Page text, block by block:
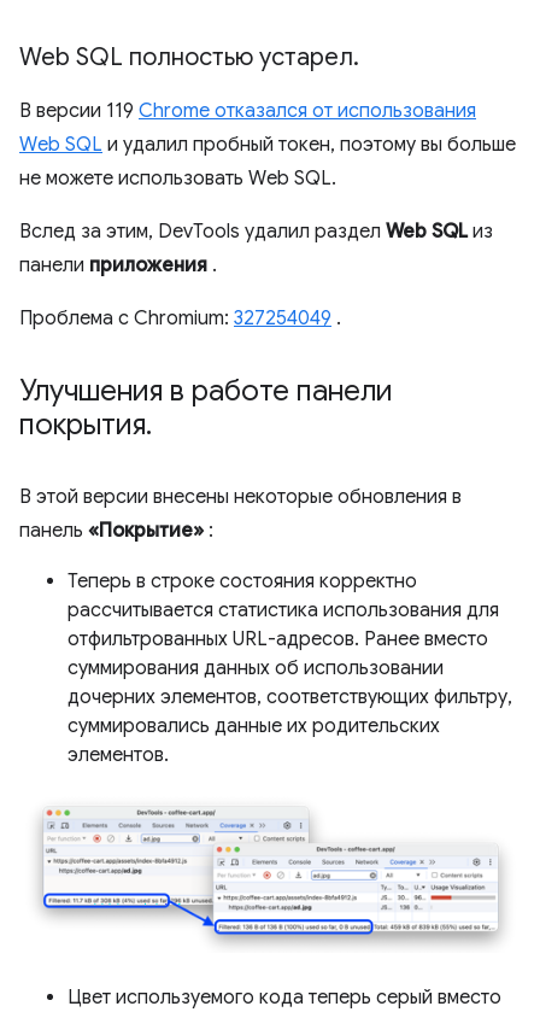
Web SQL полностью устарел.
В версии 119 Chrome отказался от использования
Web SQL и удалил пробный токен, поэтому вы больше
не можете использовать Web SQL.
Вслед за этим, DevTools удалил раздел Web SQLиз
панели приложения .
Проблема с Chromium: 327254049 .
Улучшения в работе панели
покрытия.
В этой версии внесены некоторые обновления в
панель «Покрытие» :
Теперь в строке состояния корректно
рассчитывается статистика использования для
отфильтрованных URL-адресов. Ранее вместо
суммирования данных об использовании
дочерних элементов, соответствующих фильтру,
суммировались данные их родительских
элементов.
Цвет используемого кода теперь серый вместо